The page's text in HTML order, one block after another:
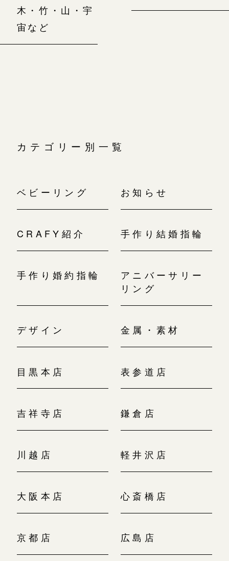
木・竹・山・宇
宙など
カテゴリー別一覧
ベビーリング お知らせ
CRAFY紹介 手作り結婚指輪
手作り婚約指輪
アニバーサリー
リング
デザイン 金属・素材
目黒本店 表参道店
吉祥寺店 鎌倉店
川越店 軽井沢店
大阪本店 心斎橋店
京都店 広島店